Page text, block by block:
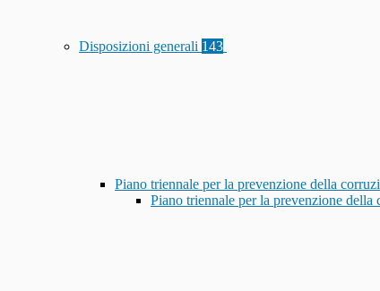
Disposizioni generali 143
Piano triennale per la prevenzione della
Piano triennale per la prevenzione